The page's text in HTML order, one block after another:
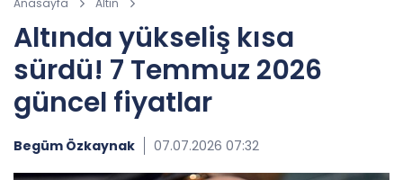
Anasayfa Altın
Altında yükseliş kısa
sürdü! 7 Temmuz 2026
güncel fiyatlar
Begüm Özkaynak 07.07.2026 07:32